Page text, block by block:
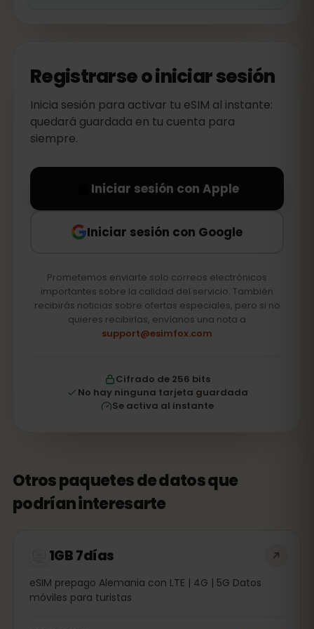
Registrarse o iniciar sesión
Inicia sesión para activar tu eSIM al instante:
quedará guardada en tu cuenta para
siempre.
Iniciar sesión con Apple
Iniciar sesión con Google
Prometemos enviarte solo correos electrónicos
importantes sobre la calidad del servicio. También
recibirás noticias sobre ofertas especiales, pero si no
quieres recibirlas, envíanos una nota a
support@esimfox.com
Cifrado de 256 bits
No hay ninguna tarjeta guardada
Se activa al instante
Otros paquetes de datos que
podrían interesarte
1GB 7días
eSIM prepago Alemania con LTE | 4G | 5G Datos
móviles para turistas